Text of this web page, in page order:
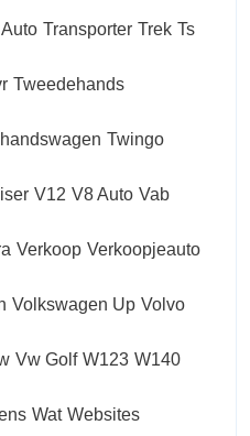
Transporter Trek Ts
Tweedehands
Twingo
V12 V8 Auto Vab
Verkoop Verkoopjeauto
Volkswagen Up Volvo
Vw Golf W123 W140
Wat Websites